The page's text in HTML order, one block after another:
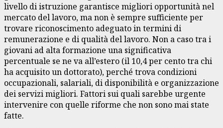
livello di istruzione garantisce migliori opportunità nel
mercato del lavoro, ma non è sempre sufficiente per
trovare riconoscimento adeguato in termini di
remunerazione e di qualità del lavoro. Non a caso tra i
giovani ad alta formazione una significativa
percentuale se ne va all’estero (il 10,4 per cento tra chi
ha acquisito un dottorato), perché trova condizioni
occupazionali, salariali, di disponibilità e organizzazione
dei servizi migliori. Fattori sui quali sarebbe urgente
intervenire con quelle riforme che non sono mai state
fatte.